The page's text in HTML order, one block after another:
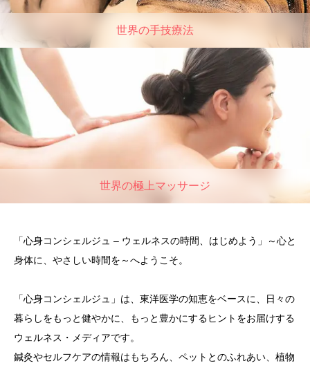
世界の手技療法
世界の極上マッサージ
「心身コンシェルジュ – ウェルネスの時間、はじめよう」～心と
身体に、やさしい時間を～へようこそ。
「心身コンシェルジュ」は、東洋医学の知恵をベースに、日々の
暮らしをもっと健やかに、もっと豊かにするヒントをお届けする
ウェルネス・メディアです。
鍼灸やセルフケアの情報はもちろん、ペットとのふれあい、植物